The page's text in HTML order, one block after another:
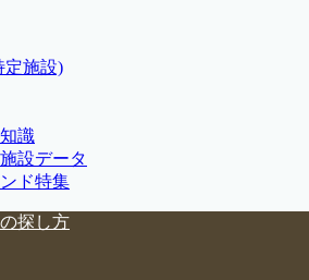
定施設)
識
設データ
ド特集
探し方